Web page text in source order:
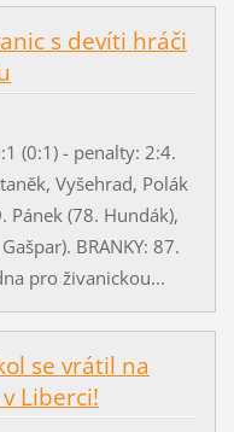
s devíti hráči
(0:1) - penalty: 2:4.
Vyšehrad, Polák
Pánek (78. Hundák),
BRANKY: 87.
pro živanickou...
se vrátil na
Liberci!